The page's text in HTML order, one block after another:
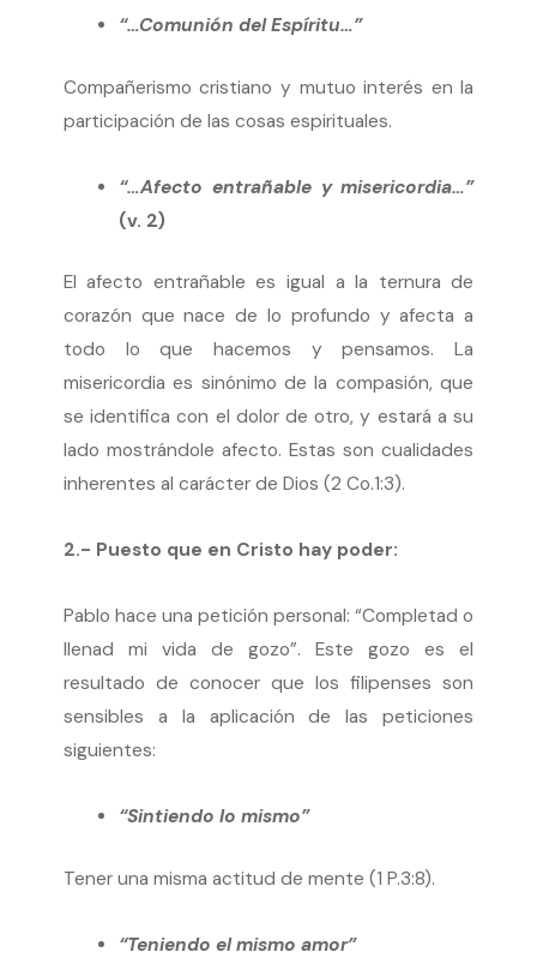
“…Comunión del Espíritu…”
Compañerismo cristiano y mutuo interés en la
participación de las cosas espirituales.
“…Afecto entrañable y misericordia…”
(v. 2)
El afecto entrañable es igual a la ternura de
corazón que nace de lo profundo y afecta a
todo lo que hacemos y pensamos. La
misericordia es sinónimo de la compasión, que
se identifica con el dolor de otro, y estará a su
lado mostrándole afecto. Estas son cualidades
inherentes al carácter de Dios (2 Co.1:3).
2.- Puesto que en Cristo hay poder:
Pablo hace una petición personal: “Completad o
llenad mi vida de gozo”. Este gozo es el
resultado de conocer que los filipenses son
sensibles a la aplicación de las peticiones
siguientes:
“Sintiendo lo mismo”
Tener una misma actitud de mente (1 P.3:8).
“Teniendo el mismo amor”